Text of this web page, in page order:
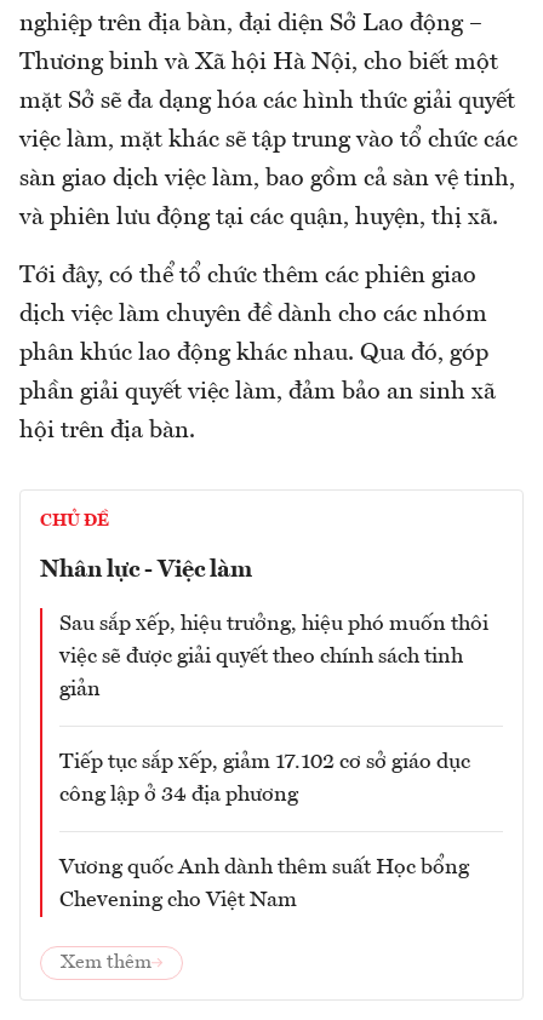
nghiệp trên địa bàn, đại diện Sở Lao động –
Thương binh và Xã hội Hà Nội, cho biết một
mặt Sở sẽ đa dạng hóa các hình thức giải quyết
việc làm, mặt khác sẽ tập trung vào tổ chức các
sàn giao dịch việc làm, bao gồm cả sàn vệ tinh,
và phiên lưu động tại các quận, huyện, thị xã.
Tới đây, có thể tổ chức thêm các phiên giao
dịch việc làm chuyên đề dành cho các nhóm
phân khúc lao động khác nhau. Qua đó, góp
phần giải quyết việc làm, đảm bảo an sinh xã
hội trên địa bàn.
CHỦ ĐỀ
Nhân lực - Việc làm
Sau sắp xếp, hiệu trưởng, hiệu phó muốn thôi
việc sẽ được giải quyết theo chính sách tinh
giản
Tiếp tục sắp xếp, giảm 17.102 cơ sở giáo dục
công lập ở 34 địa phương
Vương quốc Anh dành thêm suất Học bổng
Chevening cho Việt Nam
Xem thêm